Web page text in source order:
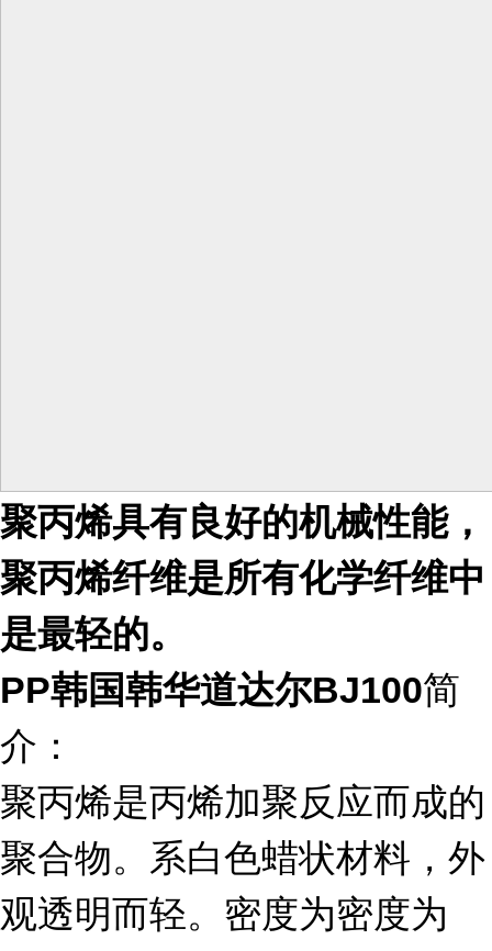
聚丙烯具有良好的机械性能，
聚丙烯纤维是所有化学纤维中
是最轻的。
PP韩国韩华道达尔BJ100简
介：
聚丙烯是丙烯加聚反应而成的
聚合物。系白色蜡状材料，外
观透明而轻。密度为密度为